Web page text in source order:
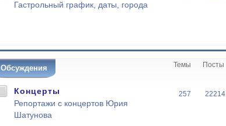
Гастрольный график, даты, города
Обсуждения Темы Посты
Концерты
Репортажи с концертов Юрия
Шатунова
257 22214